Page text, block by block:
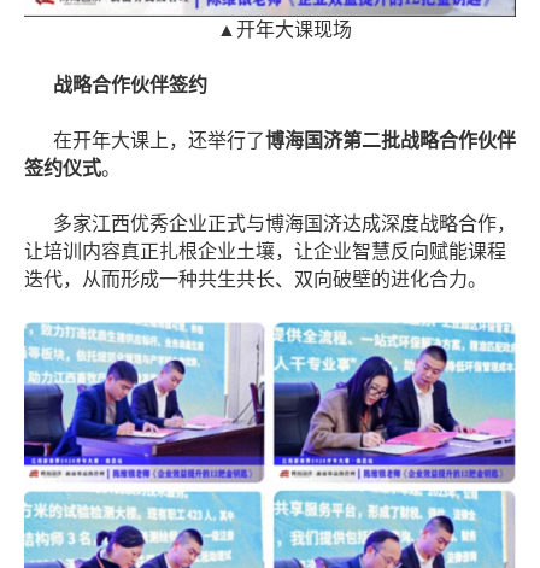
▲开年大课现场
战略合作伙伴签约
在开年大课上，还举行了博海国济第二批战略合作伙伴
签约仪式。
多家江西优秀企业正式与博海国济达成深度战略合作，
让培训内容真正扎根企业土壤，让企业智慧反向赋能课程
迭代，从而形成一种共生共长、双向破壁的进化合力。